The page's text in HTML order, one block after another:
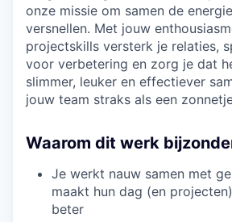
onze missie om samen de
versnellen. Met jouw
projectskills versterk je relaties,
voor verbetering en zorg je dat
slimmer, leuker en effectiever
jouw team straks als een
Waarom dit werk
Je werkt nauw samen met
maakt hun dag (en
beter